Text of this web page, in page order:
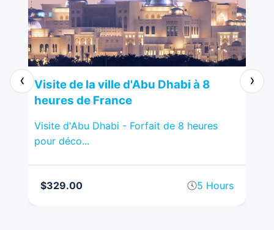
Visite de la ville d'Abu Dhabi à 8
heures de France
Visite d'Abu Dhabi - Forfait de 8 heures
pour déco...
$329.00 5 Hours
‹ ›